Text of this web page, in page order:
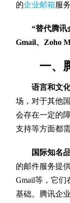
的企业邮箱服
“替代腾讯
Gmail、Zoho
一、腾
语言和文
场，对于其他
会存在一定的
支持等方面都
国际知名
的邮件服务提
Gmail等，它
基础。腾讯企